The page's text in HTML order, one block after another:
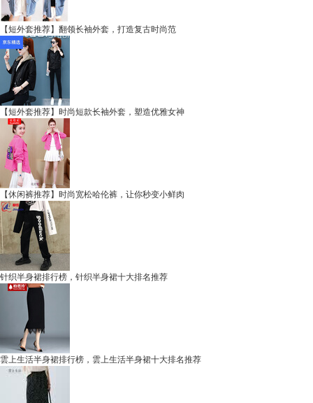
【短外套推荐】翻领长袖外套，打造复古时尚范
【短外套推荐】时尚短款长袖外套，塑造优雅女神
【休闲裤推荐】时尚宽松哈伦裤，让你秒变小鲜肉
针织半身裙排行榜，针织半身裙十大排名推荐
雲上生活半身裙排行榜，雲上生活半身裙十大排名推荐